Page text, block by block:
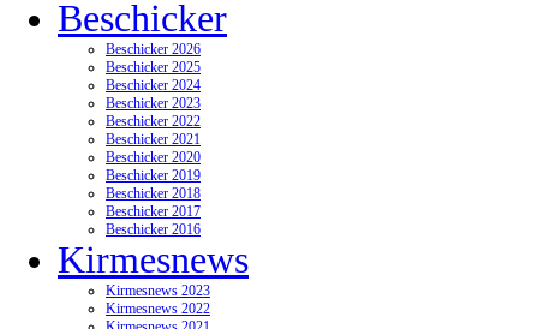
Beschicker
Beschicker 2026
Beschicker 2025
Beschicker 2024
Beschicker 2023
Beschicker 2022
Beschicker 2021
Beschicker 2020
Beschicker 2019
Beschicker 2018
Beschicker 2017
Beschicker 2016
Kirmesnews
Kirmesnews 2023
Kirmesnews 2022